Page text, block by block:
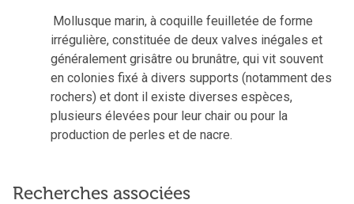
Mollusque marin, à coquille feuilletée de forme
irrégulière, constituée de deux valves inégales et
généralement grisâtre ou brunâtre, qui vit souvent
en colonies fixé à divers supports (notamment des
rochers) et dont il existe diverses espèces,
plusieurs élevées pour leur chair ou pour la
production de perles et de nacre.
Recherches associées